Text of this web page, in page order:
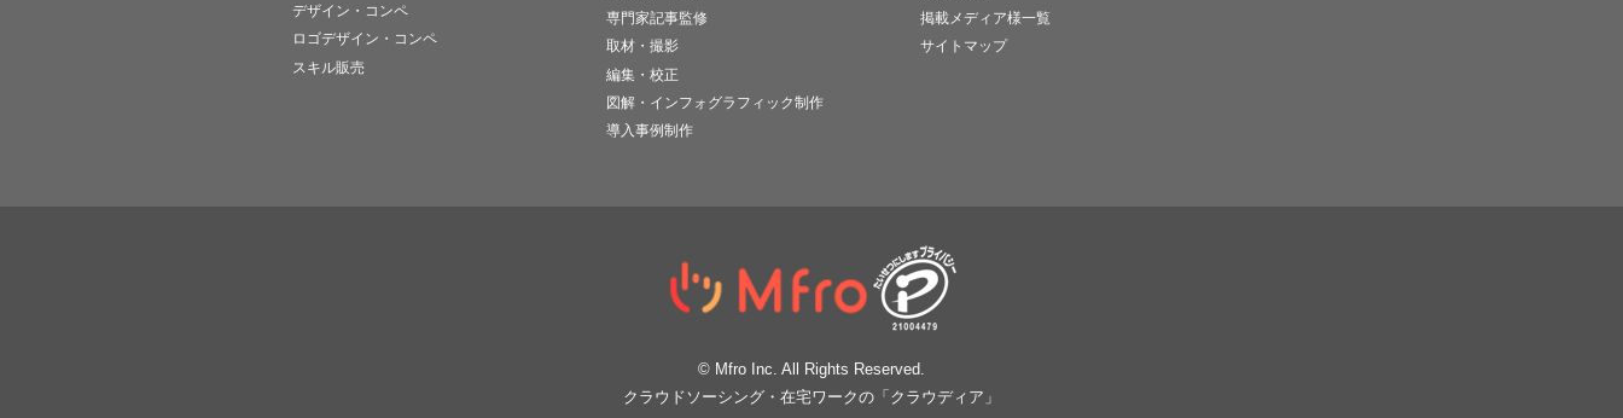
デザイン・コンペ
ロゴデザイン・コンペ
スキル販売
専門家記事監修
取材・撮影
編集・校正
図解・インフォグラフィック制作
導入事例制作
掲載メディア様一覧
サイトマップ
© Mfro Inc. All Rights Reserved.
クラウドソーシング・在宅ワークの「クラウディア」